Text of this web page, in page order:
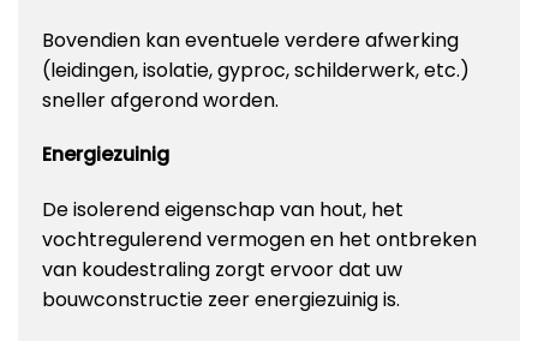
Bovendien kan eventuele verdere afwerking
(leidingen, isolatie, gyproc, schilderwerk, etc.)
sneller afgerond worden.
Energiezuinig
De isolerend eigenschap van hout, het
vochtregulerend vermogen en het ontbreken
van koudestraling zorgt ervoor dat uw
bouwconstructie zeer energiezuinig is.